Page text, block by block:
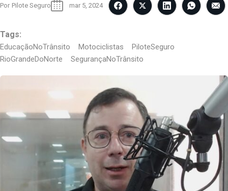
Por Pilote Seguro mar 5, 2024
Tags:
EducaçãoNoTrânsito Motociclistas
PiloteSeguro
RioGrandeDoNorte
SegurançaNoTrânsito